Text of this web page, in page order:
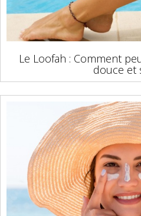
Le Loofah : Comment
douce et